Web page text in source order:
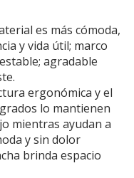
es más cómoda,
y vida útil; marco
agradable
ergonómica y el
lo mantienen
mientras ayudan a
y sin dolor
brinda espacio